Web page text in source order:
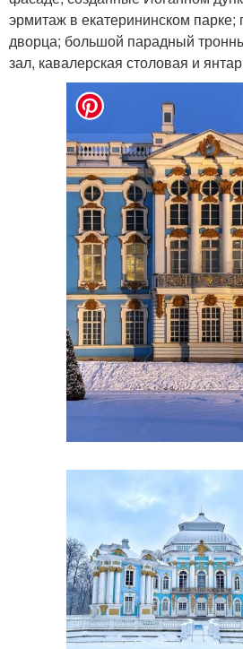
эрмитаж в екатерининском парке;
дворца; большой парадный
зал, кавалерская столовая и